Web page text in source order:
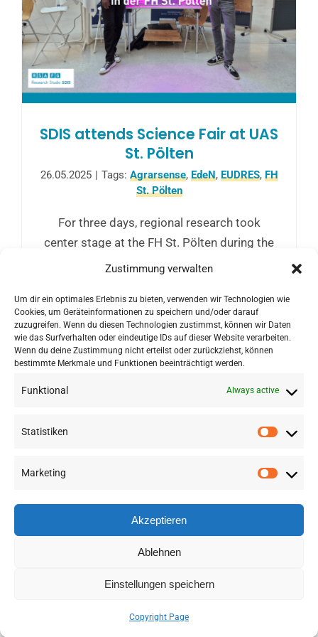
Zustimmung verwalten
Um dir ein optimales Erlebnis zu bieten, verwenden wir Technologien wie
Cookies, um Geräteinformationen zu speichern und/oder darauf
zuzugreifen. Wenn du diesen Technologien zustimmst, können wir Daten
wie das Surfverhalten oder eindeutige IDs auf dieser Website verarbeiten.
Wenn du deine Zustimmung nicht erteilst oder zurückziehst, können
bestimmte Merkmale und Funktionen beeinträchtigt werden.
Funktional Always active
Statistiken
Marketing
Akzeptieren
Ablehnen
Einstellungen speichern
Copyright Page
SDIS attends Science Fair at UAS
St. Pölten
26.05.2025 | Tags: Agrarsense, EdeN, EUDRES, FH
St. Pölten
For three days, regional research took
center stage at the FH St. Pölten during the
E³UDRES² Science Festival “Local Pulse,
Agrarsense and EDEN projects during a
public demonstration walk.
©2026 RSA FG | Presse|AGB|